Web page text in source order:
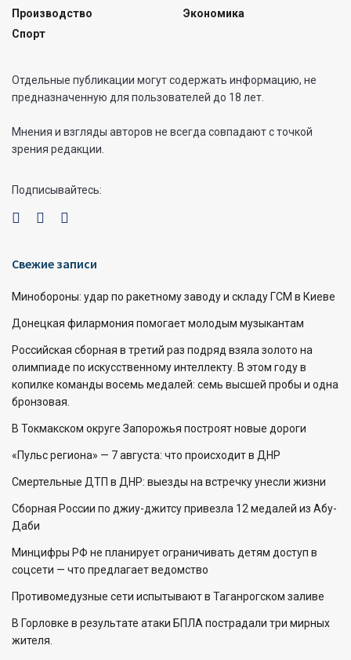
Производство
Спорт
Экономика
Отдельные публикации могут содержать информацию, не
предназначенную для пользователей до 18 лет.
Мнения и взгляды авторов не всегда совпадают с точкой
зрения редакции.
Подписывайтесь:
Свежие записи
Минобороны: удар по ракетному заводу и складу ГСМ в Киеве
Донецкая филармония помогает молодым музыкантам
Российская сборная в третий раз подряд взяла золото на
олимпиаде по искусственному интеллекту. В этом году в
копилке команды восемь медалей: семь высшей пробы и одна
бронзовая.
В Токмакском округе Запорожья построят новые дороги
«Пульс региона» — 7 августа: что происходит в ДНР
Смертельные ДТП в ДНР: выезды на встречку унесли жизни
Сборная России по джиу-джитсу привезла 12 медалей из Абу-
Даби
Минцифры РФ не планирует ограничивать детям доступ в
соцсети — что предлагает ведомство
Противомедузные сети испытывают в Таганрогском заливе
В Горловке в результате атаки БПЛА пострадали три мирных
жителя.